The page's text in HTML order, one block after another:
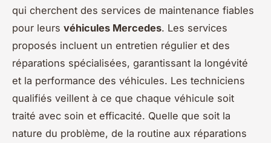
qui cherchent des services de maintenance fiables
pour leurs véhicules Mercedes. Les services
proposés incluent un entretien régulier et des
réparations spécialisées, garantissant la longévité
et la performance des véhicules. Les techniciens
qualifiés veillent à ce que chaque véhicule soit
traité avec soin et efficacité. Quelle que soit la
nature du problème, de la routine aux réparations